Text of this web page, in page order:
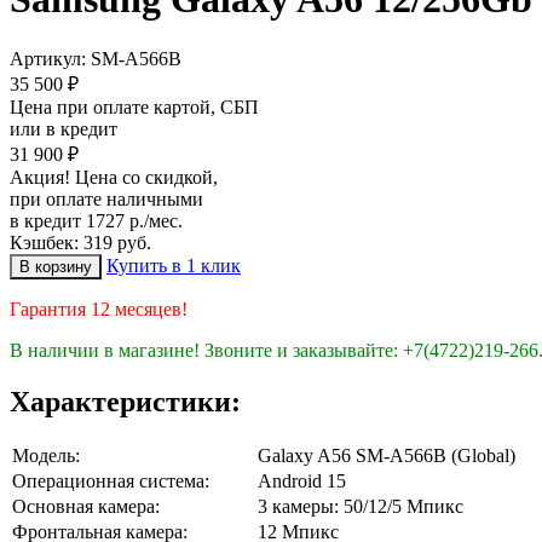
Артикул: SM-A566B
35 500 ₽
Цена при оплате картой, СБП
или в кредит
31 900 ₽
Акция! Цена со скидкой,
при оплате наличными
в кредит 1727 р./мес.
Кэшбек: 319 руб.
Купить в 1 клик
Гарантия 12 месяцев!
В наличии в магазине! Звоните и заказывайте: +7(4722)219-266.
Характеристики:
Модель:
Galaxy A56 SM-A566B (Global)
Операционная система:
Android 15
Основная камера:
3 камеры: 50/12/5 Мпикс
Фронтальная камера:
12 Мпикс